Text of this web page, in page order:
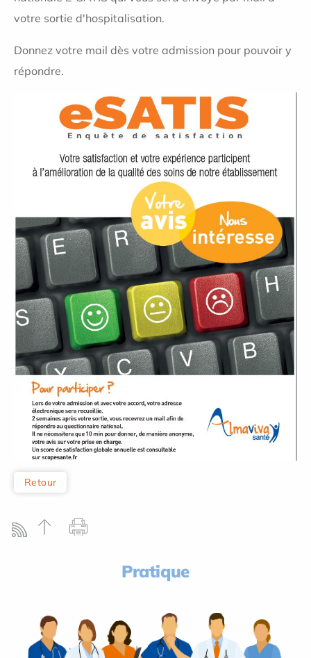
votre sortie d'hospitalisation.
Donnez votre mail dès votre admission pour pouvoir y
répondre.
Retour
Pratique